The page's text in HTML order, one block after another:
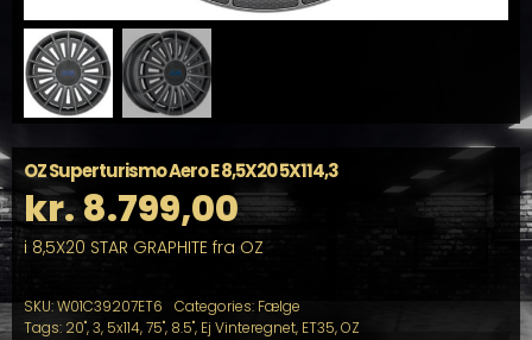
OZ Superturismo Aero E 8,5X20 5X114,3
kr.8.799,00
i 8,5X20 STAR GRAPHITE fra OZ
SKU:W01C39207ET6 Categories: Fælge
Tags: 20",3, 5x114,75", 8.5", Ej Vinteregnet, ET35,OZ